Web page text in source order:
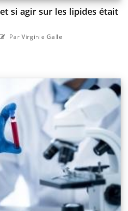
si agir sur les lipides était
Par Virginie Galle